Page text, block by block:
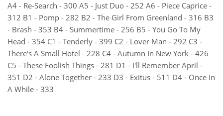
A4 - Re-Search - 300 A5 - Just Duo - 252 A6 - Piece Caprice -
312 B1 - Pomp - 282 B2 - The Girl From Greenland - 316 B3
- Brash - 353 B4 - Summertime - 256 B5 - You Go To My
Head - 354 C1 - Tenderly - 399 C2 - Lover Man - 292 C3 -
There's A Small Hotel - 228 C4 - Autumn In New York - 426
C5 - These Foolish Things - 281 D1 - I'll Remember April -
351 D2 - Alone Together - 233 D3 - Exitus - 511 D4 - Once In
A While - 333